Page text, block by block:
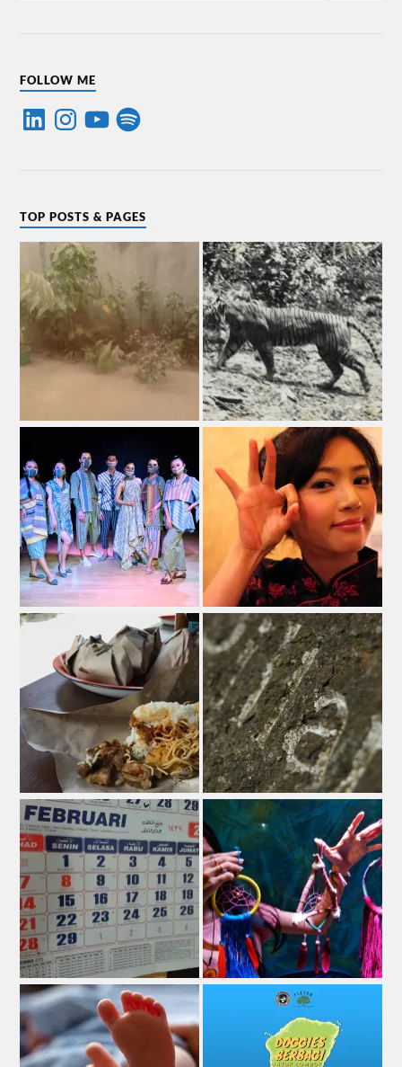
FOLLOW ME
TOP POSTS & PAGES